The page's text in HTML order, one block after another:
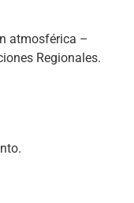
atmosférica –
Regionales.